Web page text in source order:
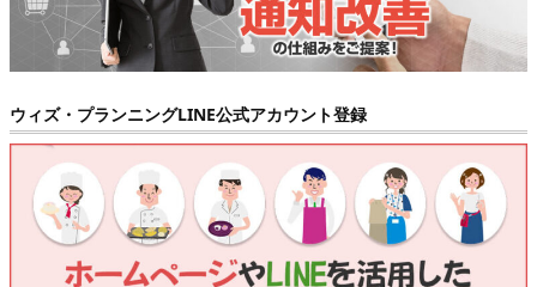
ウィズ・プランニングLINE公式アカウント登録